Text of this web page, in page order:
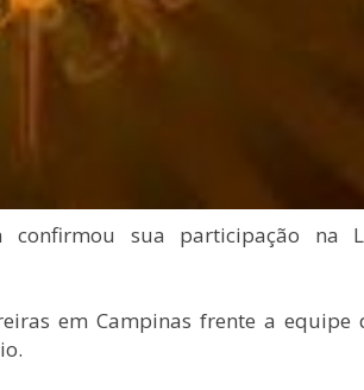
confirmou sua participação na
em Campinas frente a equipe